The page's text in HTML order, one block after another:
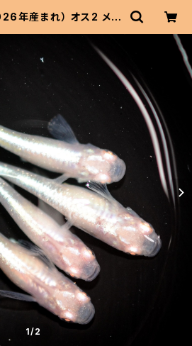
年産まれ） オス2 メス
ASEショップ
1/2